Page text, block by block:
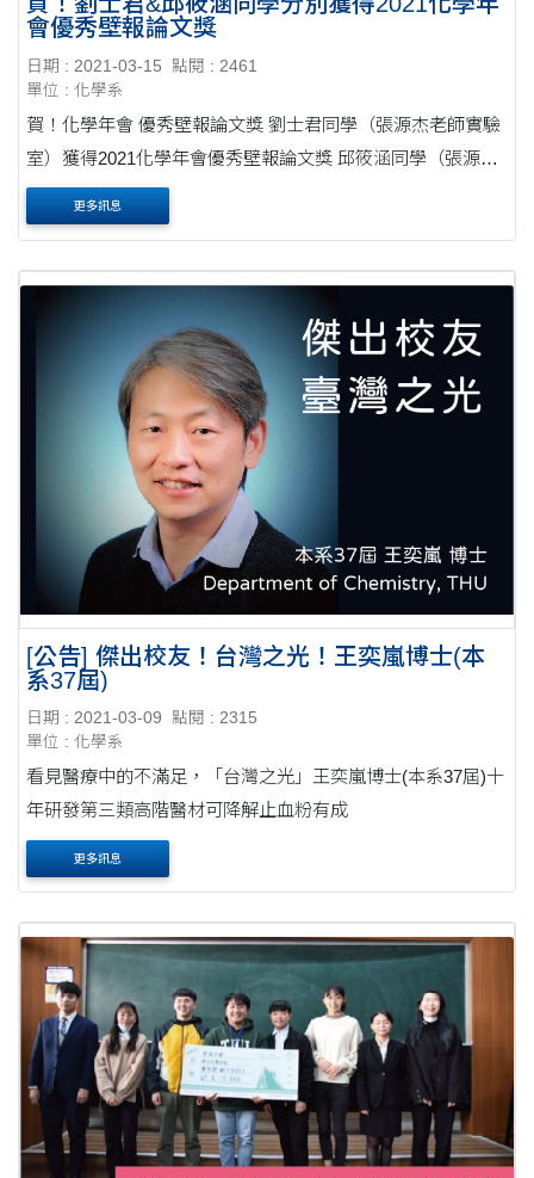
會優秀壁報論文獎
日期 : 2021-03-15
點閱 : 2461
單位 : 化學系
賀！化學年會 優秀壁報論文獎 劉士君同學（張源杰老師實驗
室）獲得2021化學年會優秀壁報論文獎 邱筱涵同學（張源杰
老師實驗室）獲得2021化學年會優秀壁報論文獎 恭喜以上同
學 更多2021化學年會內容，請查詢2021化....
更多訊息
[公告] 傑出校友！台灣之光！王奕嵐博士(本
系37屆)
日期 : 2021-03-09
點閱 : 2315
單位 : 化學系
看見醫療中的不滿足，「台灣之光」王奕嵐博士(本系37屆)十
年研發第三類高階醫材可降解止血粉有成
更多訊息